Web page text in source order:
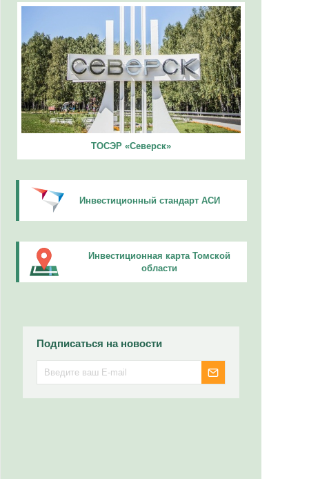
ТОСЭР «Северск»
Инвестиционный стандарт АСИ
Инвестиционная карта Томской
области
Подписаться на новости